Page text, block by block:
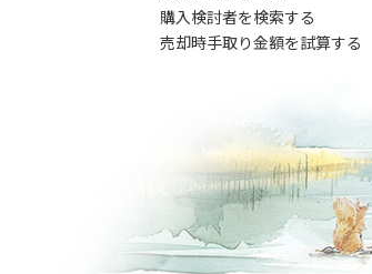
購入検討者を検索する
売却時手取り金額を試算する